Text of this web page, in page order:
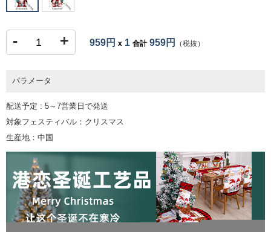
- + 959円 x 1 合計959円 （税抜）
パラメータ
配送予定 : 5～7営業日で発送
対象フェスティバル：クリスマス
生産地：中国